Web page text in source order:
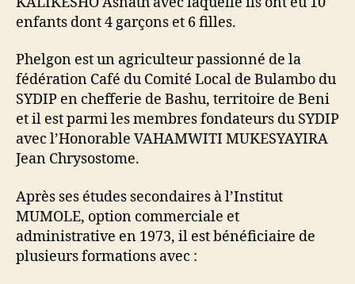
enfants dont 4 garçons et 6 filles.
Phelgon est un agriculteur passionné de la
fédération Café du Comité Local de Bulambo du
SYDIP en chefferie de Bashu, territoire de Beni
et il est parmi les membres fondateurs du SYDIP
avec l’Honorable VAHAMWITI MUKESYAYIRA
Jean Chrysostome.
Après ses études secondaires à l’Institut
MUMOLE, option commerciale et
administrative en 1973, il est bénéficiaire de
plusieurs formations avec :